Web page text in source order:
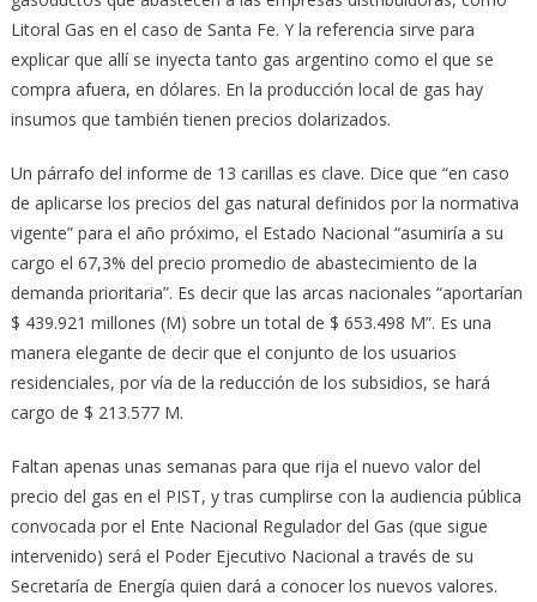
Litoral Gas en el caso de Santa Fe. Y la referencia sirve para
explicar que allí se inyecta tanto gas argentino como el que se
compra afuera, en dólares. En la producción local de gas hay
insumos que también tienen precios dolarizados.
Un párrafo del informe de 13 carillas es clave. Dice que “en caso
de aplicarse los precios del gas natural definidos por la normativa
vigente” para el año próximo, el Estado Nacional “asumiría a su
cargo el 67,3% del precio promedio de abastecimiento de la
demanda prioritaria”. Es decir que las arcas nacionales “aportarían
$ 439.921 millones (M) sobre un total de $ 653.498 M”. Es una
manera elegante de decir que el conjunto de los usuarios
residenciales, por vía de la reducción de los subsidios, se hará
cargo de $ 213.577 M.
Faltan apenas unas semanas para que rija el nuevo valor del
precio del gas en el PIST, y tras cumplirse con la audiencia pública
convocada por el Ente Nacional Regulador del Gas (que sigue
intervenido) será el Poder Ejecutivo Nacional a través de su
Secretaría de Energía quien dará a conocer los nuevos valores.